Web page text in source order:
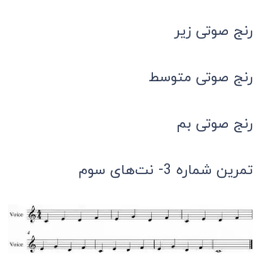
رنج صوتی زیر
رنج صوتی متوسط
رنج صوتی بم
تمرین شماره 3- نت‌های سوم